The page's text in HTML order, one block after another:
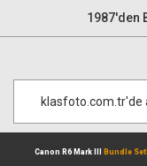
1987'den